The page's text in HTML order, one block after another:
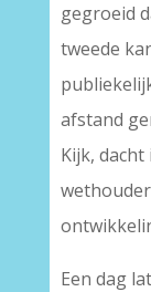
gegroeid
tweede
afstand
Kijk,
Een dag